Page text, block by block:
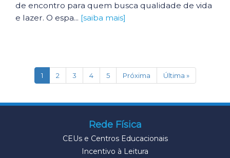
de encontro para quem busca qualidade de vida
e lazer. O espa... [saiba mais]
1(current)
2 3 4 5 Próxima Última »
Rede Física
CEUs e Centros Educacionais
Incentivo à Leitura